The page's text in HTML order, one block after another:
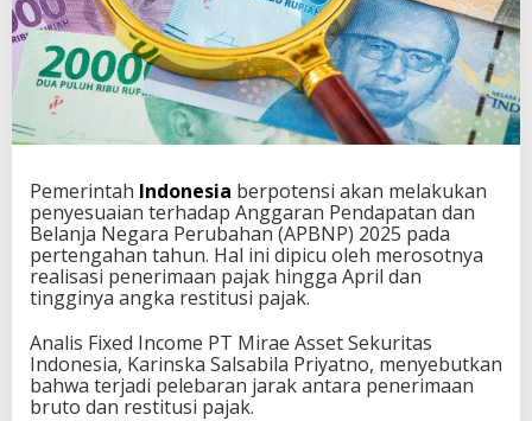
Pemerintah Indonesia berpotensi akan melakukan
penyesuaian terhadap Anggaran Pendapatan dan
Belanja Negara Perubahan (APBNP) 2025 pada
pertengahan tahun. Hal ini dipicu oleh merosotnya
realisasi penerimaan pajak hingga April dan
tingginya angka restitusi pajak.
Analis Fixed Income PT Mirae Asset Sekuritas
Indonesia, Karinska Salsabila Priyatno, menyebutkan
bahwa terjadi pelebaran jarak antara penerimaan
bruto dan restitusi pajak.